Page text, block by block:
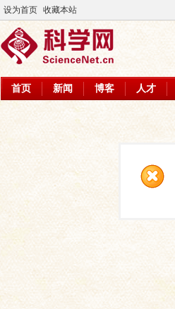
设为首页 收藏本站
首页 新闻 博客 人才